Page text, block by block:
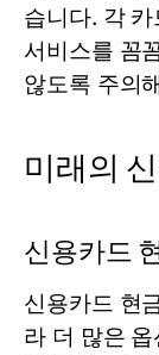
습니다. 각
서비스를 꼼
않도록 주의
미래의
신용카드
신용카드 현
라 더 많은